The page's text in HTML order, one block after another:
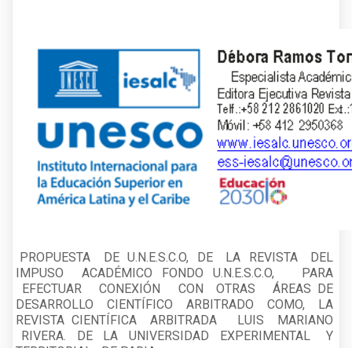
PROPUESTA DE U.N.E.S.C.O, DE LA REVISTA DEL
IMPUSO ACADÉMICO FONDO U.N.E.S.C.O, PARA
EFECTUAR CONEXIÓN CON OTRAS ÁREAS DE
DESARROLLO CIENTÍFICO ARBITRADO COMO, LA
REVISTA CIENTÍFICA ARBITRADA LUIS MARIANO
RIVERA. DE LA UNIVERSIDAD EXPERIMENTAL Y